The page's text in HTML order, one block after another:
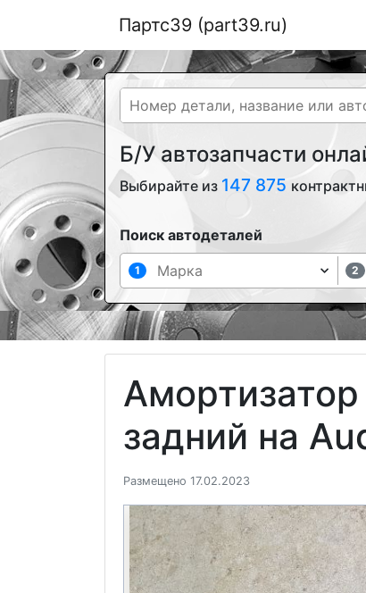
Партс39 (part39.ru)
Б/У автозапчасти
Выбирайте из 147 875
Поиск автодеталей
1 2
задний на
Размещено 17.02.2023